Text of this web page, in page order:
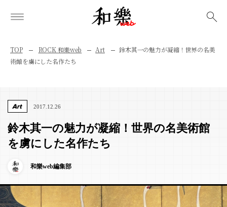
TOP ROCK 和樂web Art
鈴木其一の魅力が凝縮！世界の名美
術館を虜にした名作たち
Art 2017.12.26
鈴木其一の魅力が凝縮！世界の名美術館
を虜にした名作たち
和樂web編集部